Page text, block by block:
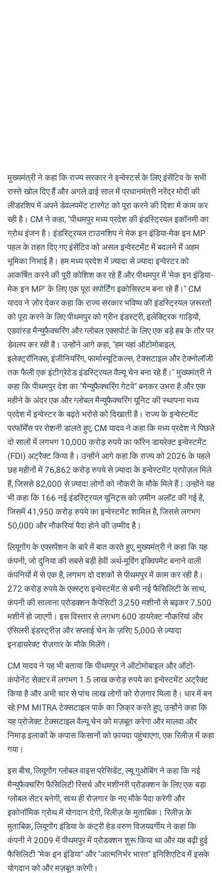
मुख्यमंत्री ने कहा कि राज्य सरकार ने इन्वेस्टर्स के लिए इंसेंटिव के सभी
रास्ते खोल दिए हैं और अगले ढाई साल में प्रधानमंत्री नरेंद्र मोदी की
लीडरशिप में अपने डेवलपमेंट टारगेट को पूरा करने की दिशा में काम कर
रही है। CM ने कहा, "पीथमपुर मध्य प्रदेश की इंडस्ट्रियल इकॉनमी का
ग्रोथ इंजन है। इंडस्ट्रियल टाउनशिप ने मेक इन इंडिया-मेक इन MP
पहल के तहत दिए गए इंसेंटिव को असल इन्वेस्टमेंट में बदलने में अहम
भूमिका निभाई है। हम मध्य प्रदेश में ज़्यादा से ज़्यादा इन्वेस्टर को
आकर्षित करने की पूरी कोशिश कर रहे हैं और पीथमपुर में 'मेक इन इंडिया-
मेक इन MP' के लिए एक पूरा सपोर्टिंग इकोसिस्टम बना रहे हैं।" CM
यादव ने ज़ोर देकर कहा कि राज्य सरकार भविष्य की इंडस्ट्रियल ज़रूरतों
को पूरा करने के लिए पीथमपुर को ग्रीन इंडस्ट्री, इलेक्ट्रिक गाड़ियों,
एडवांस्ड मैन्युफैक्चरिंग और ग्लोबल एक्सपोर्ट के लिए एक बड़े हब के तौर पर
डेवलप कर रही है। उन्होंने आगे कहा, "हम यहां ऑटोमोबाइल,
इलेक्ट्रॉनिक्स, इंजीनियरिंग, फार्मास्यूटिकल्स, टेक्सटाइल और टेक्नोलॉजी
तक फैली एक इंटीग्रेटेड इंडस्ट्रियल वैल्यू चेन बना रहे हैं।" मुख्यमंत्री ने
कहा कि पीथमपुर देश का "मैन्युफैक्चरिंग गेटवे" बनकर उभरा है और एक
महीने के अंदर एक और ग्लोबल मैन्युफैक्चरिंग यूनिट की स्थापना मध्य
प्रदेश में इन्वेस्टर के बढ़ते भरोसे को दिखाती है। राज्य के इन्वेस्टमेंट
परफॉर्मेंस पर रोशनी डालते हुए, CM यादव ने कहा कि मध्य प्रदेश ने पिछले
दो सालों में लगभग 10,000 करोड़ रुपये का फॉरेन डायरेक्ट इन्वेस्टमेंट
(FDI) अट्रैक्ट किया है। उन्होंने आगे कहा कि राज्य को 2026 के पहले
छह महीनों में 76,862 करोड़ रुपये से ज़्यादा के इन्वेस्टमेंट प्रपोज़ल मिले
हैं, जिससे 82,000 से ज़्यादा लोगों को नौकरी के मौके मिले हैं। उन्होंने यह
भी कहा कि 166 नई इंडस्ट्रियल यूनिट्स को ज़मीन अलॉट की गई है,
जिसमें 41,950 करोड़ रुपये का इन्वेस्टमेंट शामिल है, जिससे लगभग
50,000 और नौकरियां पैदा होने की उम्मीद है।
लियूगोंग के एक्सपेंशन के बारे में बात करते हुए, मुख्यमंत्री ने कहा कि यह
कंपनी, जो दुनिया की सबसे बड़ी हेवी अर्थ-मूविंग इक्विपमेंट बनाने वाली
कंपनियों में से एक है, लगभग दो दशकों से पीथमपुर में काम कर रही है।
272 करोड़ रुपये के एक्स्ट्रा इन्वेस्टमेंट से बनी नई फैसिलिटी के साथ,
कंपनी की सालाना प्रोडक्शन कैपेसिटी 3,250 मशीनों से बढ़कर 7,500
मशीनें हो जाएगी। इस विस्तार से लगभग 600 डायरेक्ट नौकरियां और
एंसिलरी इंडस्ट्रीज़ और सप्लाई चेन के ज़रिए 5,000 से ज़्यादा
इनडायरेक्ट रोज़गार के मौके मिलेंगे।
CM यादव ने यह भी बताया कि पीथमपुर ने ऑटोमोबाइल और ऑटो-
कंपोनेंट सेक्टर में लगभग 1.5 लाख करोड़ रुपये का इन्वेस्टमेंट अट्रैक्ट
किया है और अभी चार से पांच लाख लोगों को रोज़गार मिला है। धार में बन
रहे PM MITRA टेक्सटाइल पार्क का ज़िक्र करते हुए, उन्होंने कहा कि
यह प्रोजेक्ट टेक्सटाइल वैल्यू चेन को मज़बूत करेगा और मालवा और
निमाड़ इलाकों के कपास किसानों को फ़ायदा पहुंचाएगा, एक रिलीज़ में कहा
गया।
इस बीच, लियूगोंग ग्लोबल वाइस प्रेसिडेंट, ल्यू गुओबिंग ने कहा कि नई
मैन्युफैक्चरिंग फैसिलिटी रिसर्च और मशीनरी प्रोडक्शन के लिए एक बड़ा
ग्लोबल सेंटर बनेगी, साथ ही रोज़गार के नए मौके पैदा करेगी और
इकोनॉमिक ग्रोथ में योगदान देगी, रिलीज़ के मुताबिक। रिलीज़ के
मुताबिक, लियूगोंग इंडिया के कंट्री हेड वरुण विजयवर्गीय ने कहा कि
कंपनी ने 2009 में पीथमपुर में प्रोडक्शन शुरू किया था और यह बढ़ी हुई
फैसिलिटी "मेक इन इंडिया" और "आत्मनिर्भर भारत" इनिशिएटिव में इसके
योगदान को और मज़बूत करेगी।